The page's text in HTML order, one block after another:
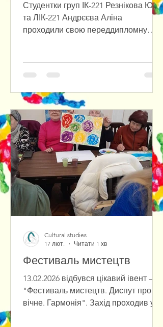
Студентки груп ІК-221 Резнікова Юлія
та ЛІК-221 Андрєєва Аліна
проходили свою переддипломну
ключовими напрямами діяльності та
специфікою роботи сучасної
наукової бібліотеки в умовах
цифрових і соціокультурних
трансформацій. Керівник практики –
кандидат культурології, доцент
Овчаренко Т. С. Окрім вивчення
внутрішніх бібліотечних процесів,
студентки взяли а
Фестиваль мистецтв
13.02.2026 відбувся цікавий івент –
"Фестиваль мистецтв. Диспут про
вічне. Гармонія". Захід проходив у
Cultural studies
17 лют.
Читати 1 хв